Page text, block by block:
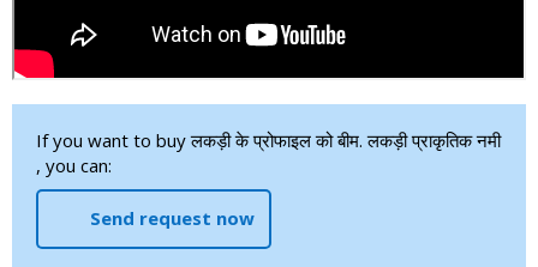
If you want to buy लकड़ी के प्रोफाइल को बीम. लकड़ी प्राकृतिक नमी
, you can:
Send request now